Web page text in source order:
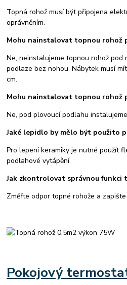
Topná rohož musí být připojena
oprávněním.
Mohu nainstalovat topnou rohož
Ne, neinstalujeme topnou rohož pod
podlaze bez nohou. Nábytek musí
cm.
Mohu nainstalovat topnou rohož
Ne, pod plovoucí podlahu
Jaké lepidlo by mělo být použito
Pro lepení keramiky je nutné použít
podlahové vytápění.
Jak zkontrolovat správnou funkci
Změřte odpor topné rohože a
Pokojový